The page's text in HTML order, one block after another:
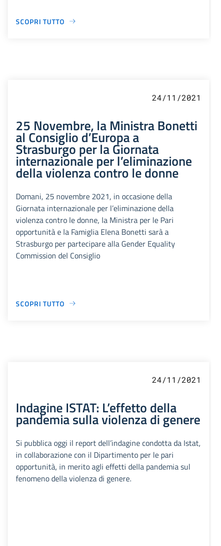
SCOPRI TUTTO
24/11/2021
25 Novembre, la Ministra Bonetti
al Consiglio d’Europa a
Strasburgo per la Giornata
internazionale per l’eliminazione
della violenza contro le donne
Domani, 25 novembre 2021, in occasione della
Giornata internazionale per l’eliminazione della
violenza contro le donne, la Ministra per le Pari
opportunità e la Famiglia Elena Bonetti sarà a
Strasburgo per partecipare alla Gender Equality
Commission del Consiglio
SCOPRI TUTTO
24/11/2021
Indagine ISTAT: L’effetto della
pandemia sulla violenza di genere
Si pubblica oggi il report dell’indagine condotta da Istat,
in collaborazione con il Dipartimento per le pari
opportunità, in merito agli effetti della pandemia sul
fenomeno della violenza di genere.